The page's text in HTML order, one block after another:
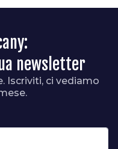
newsletter
Iscriviti, ci vediamo